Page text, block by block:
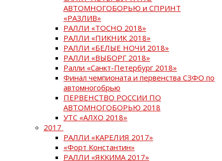
АВТОМНОГОБОРЬЮ и СПРИНТ
«РАЗЛИВ»
РАЛЛИ «ТОСНО 2018»
РАЛЛИ «ПИКНИК 2018»
РАЛЛИ «БЕЛЫЕ НОЧИ 2018»
РАЛЛИ «ВЫБОРГ 2018»
Ралли «Санкт-Петербург 2018»
Финал чемпионата и первенства СЗФО по
автомногобрью
ПЕРВЕНСТВО РОССИИ ПО
АВТОМНОГОБОРЬЮ 2018
УТС «АЛХО 2018»
2017
РАЛЛИ «КАРЕЛИЯ 2017»
«Форт Константин»
РАЛЛИ «ЯККИМА 2017»